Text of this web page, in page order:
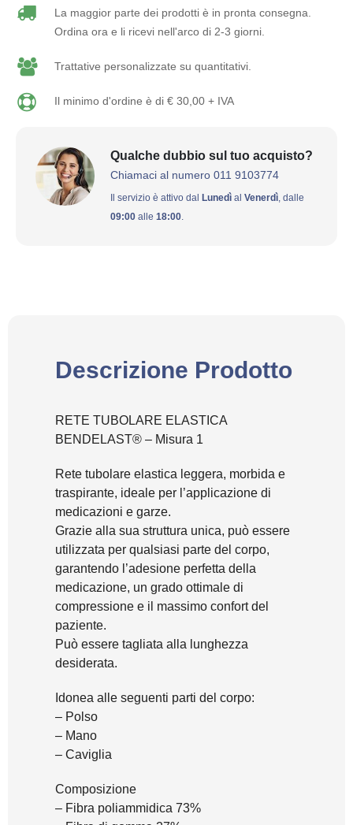
La maggior parte dei prodotti è in pronta consegna.
Ordina ora e li ricevi nell'arco di 2-3 giorni.
Trattative personalizzate su quantitativi.
Il minimo d'ordine è di € 30,00 + IVA
Qualche dubbio sul tuo acquisto?
Chiamaci al numero 011 9103774
Il servizio è attivo dal Lunedì al Venerdì, dalle
09:00 alle 18:00.
Descrizione Prodotto
RETE TUBOLARE ELASTICA
BENDELAST® – Misura 1
Rete tubolare elastica leggera, morbida e
traspirante, ideale per l’applicazione di
medicazioni e garze.
Grazie alla sua struttura unica, può essere
utilizzata per qualsiasi parte del corpo,
garantendo l’adesione perfetta della
medicazione, un grado ottimale di
compressione e il massimo confort del
paziente.
Può essere tagliata alla lunghezza
desiderata.
Idonea alle seguenti parti del corpo:
– Polso
– Mano
– Caviglia
Composizione
– Fibra poliammidica 73%